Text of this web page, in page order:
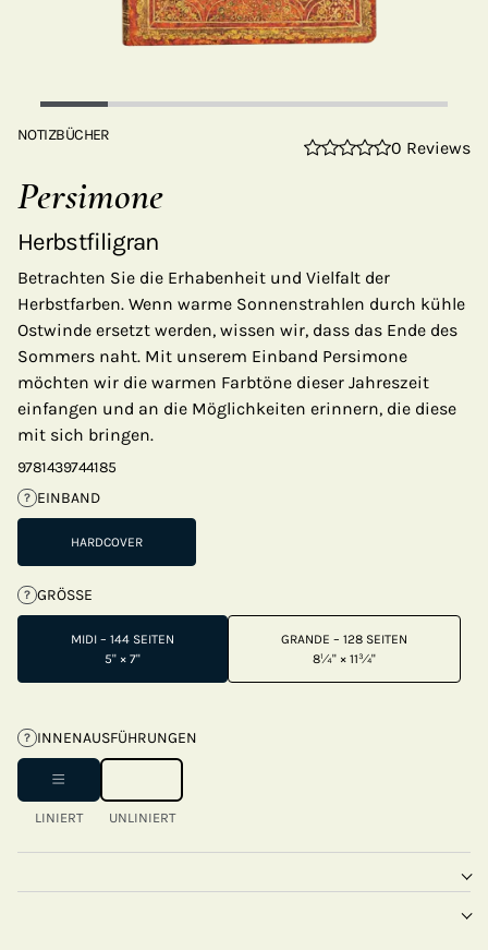
NOTIZBÜCHER
0 Reviews
Persimone
Herbstfiligran
Betrachten Sie die Erhabenheit und Vielfalt der
Herbstfarben. Wenn warme Sonnenstrahlen durch kühle
Ostwinde ersetzt werden, wissen wir, dass das Ende des
Sommers naht. Mit unserem Einband Persimone
möchten wir die warmen Farbtöne dieser Jahreszeit
einfangen und an die Möglichkeiten erinnern, die diese
mit sich bringen.
9781439744185
? EINBAND
HARDCOVER
? GRÖSSE
MIDI – 144 SEITEN
5" × 7"
GRANDE – 128 SEITEN
8¼" × 11¾"
? INNENAUSFÜHRUNGEN
LINIERT UNLINIERT